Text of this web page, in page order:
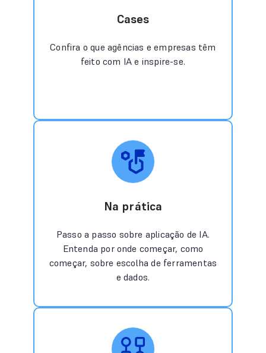
Cases
Confira o que agências e empresas têm
feito com IA e inspire-se.
Na prática
Passo a passo sobre aplicação de IA.
Entenda por onde começar, como
começar, sobre escolha de ferramentas
e dados.